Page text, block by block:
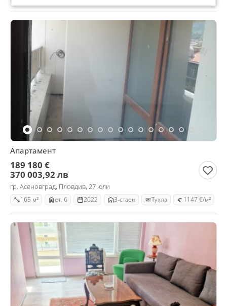
Апартамент
189 180 €
370 003,92 лв
гр. Асеновград, Пловдив, 27 юли
165 м² ет. 6 2022 3-стаен Тухла 1147 €/м²